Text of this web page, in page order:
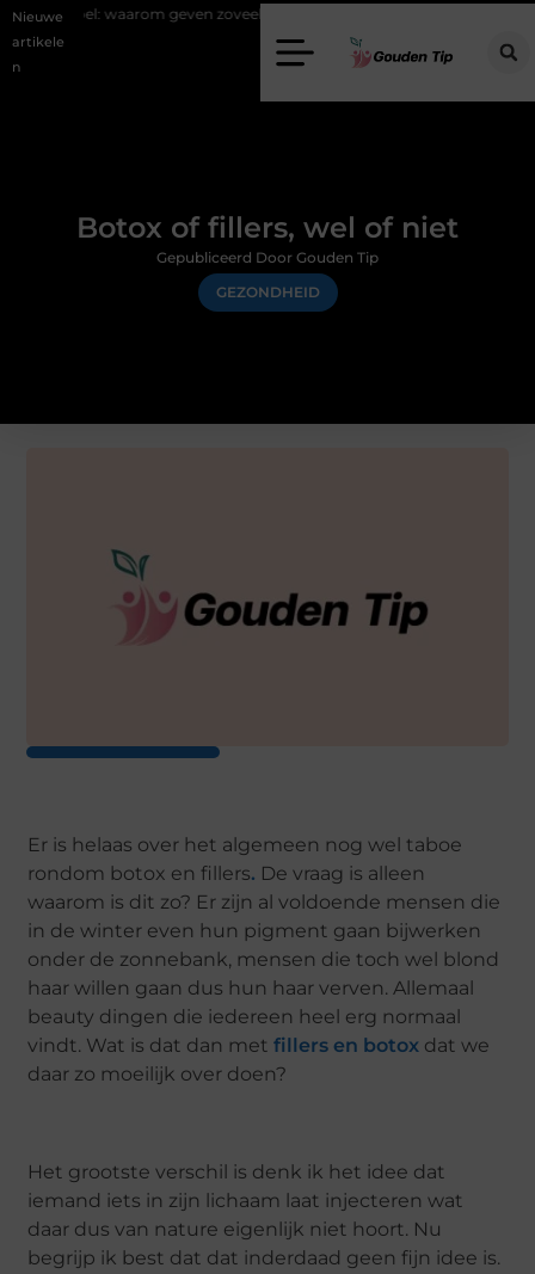
Nieuwe
artikele
n
geven zoveel mensen en wat zijn de mogelijkheden?
Botox of fillers, wel of niet
GEZONDHEID
Gepubliceerd Door Gouden Tip
Er is helaas over het algemeen nog wel taboe
rondom botox en fillers. De vraag is alleen
waarom is dit zo? Er zijn al voldoende mensen die
in de winter even hun pigment gaan bijwerken
onder de zonnebank, mensen die toch wel blond
haar willen gaan dus hun haar verven. Allemaal
beauty dingen die iedereen heel erg normaal
vindt. Wat is dat dan metfillers en botox dat we
daar zo moeilijk over doen?
Het grootste verschil is denk ik het idee dat
iemand iets in zijn lichaam laat injecteren wat
daar dus van nature eigenlijk niet hoort. Nu
begrijp ik best dat dat inderdaad geen fijn idee is.